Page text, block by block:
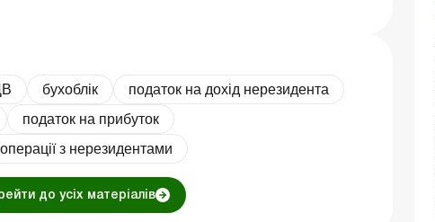
бухоблік
податок на дохід нерезидента
податок на прибуток
операції з нерезидентами
до усіх матеріалів